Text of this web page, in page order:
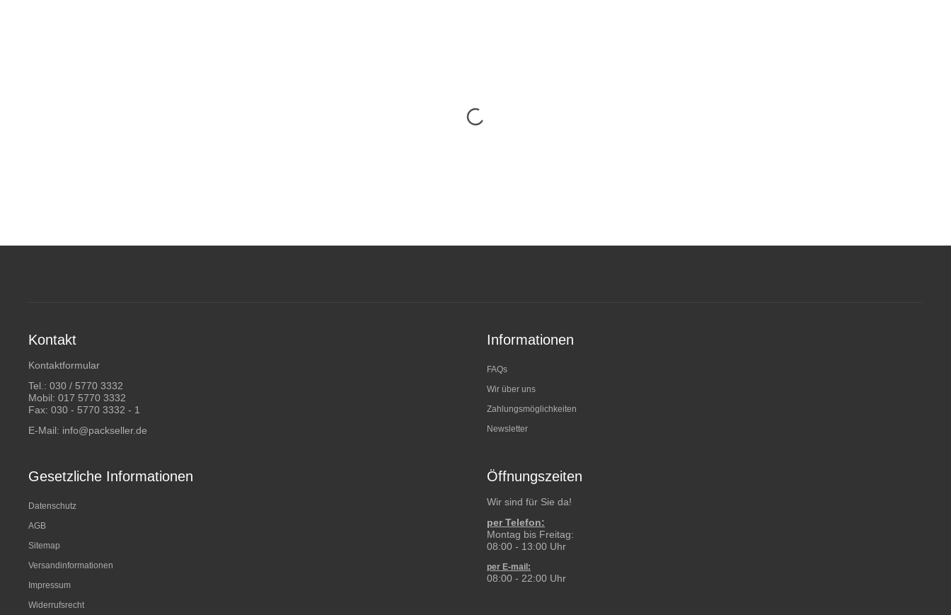
Kontakt
Kontaktformular
Tel.: 030 / 5770 3332
Mobil: 017 5770 3332
Fax: 030 - 5770 3332 - 1
E-Mail: info@packseller.de
Informationen
FAQs
Wir über uns
Zahlungsmöglichkeiten
Newsletter
Gesetzliche Informationen
Datenschutz
AGB
Sitemap
Versandinformationen
Impressum
Widerrufsrecht
Öffnungszeiten
Wir sind für Sie da!
per Telefon:
Montag bis Freitag:
08:00 - 13:00 Uhr
per E-mail:
08:00 - 22:00 Uhr